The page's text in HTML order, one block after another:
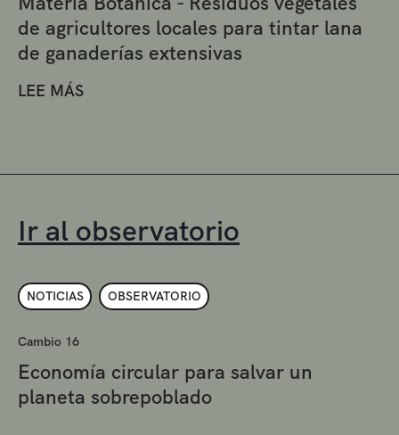
de agricultores locales para tintar lana
de ganaderías extensivas
LEE MÁS
Ir al observatorio
NOTICIAS OBSERVATORIO
Cambio 16
Economía circular para salvar un
planeta sobrepoblado